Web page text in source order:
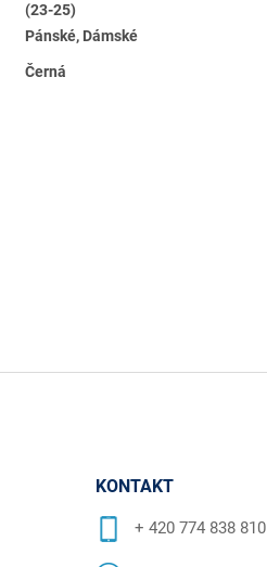
(23-25)
Pánské, Dámské
Černá
KONTAKT
+ 420 774 838 810